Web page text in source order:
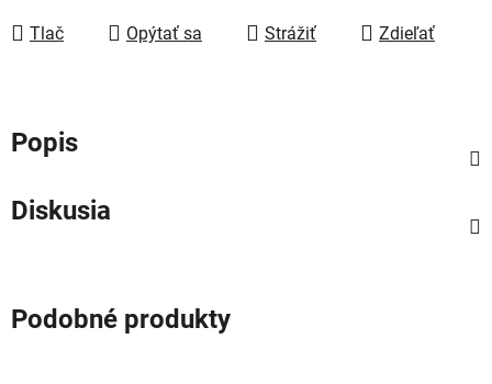
Tlač Opýtať sa Strážiť Zdieľať
Popis
Diskusia
Podobné produkty